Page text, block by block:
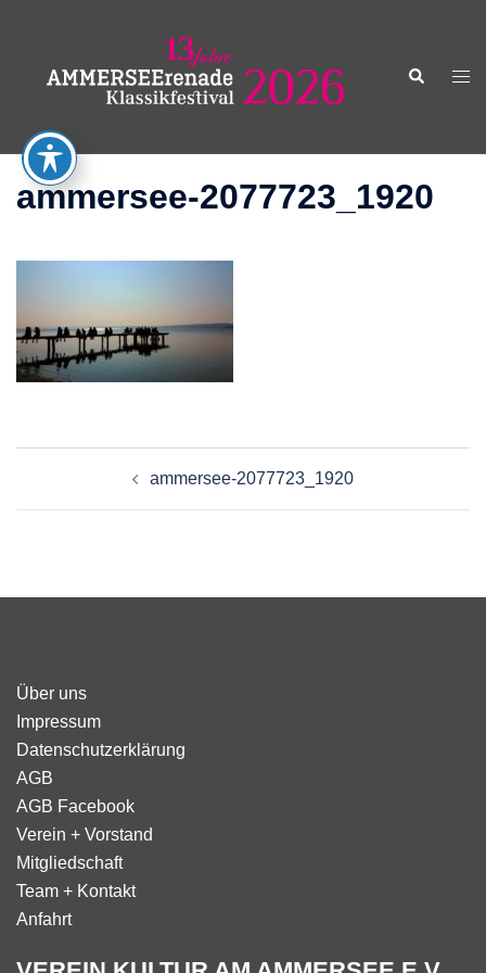
springen
Suche
ammersee-2077723_1920
ammersee-2077723_1920
Über uns
Impressum
Datenschutzerklärung
AGB
AGB Facebook
Verein + Vorstand
Mitgliedschaft
Team + Kontakt
Anfahrt